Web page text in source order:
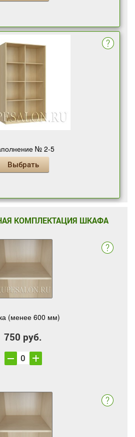
№ 2-5
Выбрать
КОМПЛЕКТАЦИЯ ШКАФА
(менее 600 мм)
750 руб.